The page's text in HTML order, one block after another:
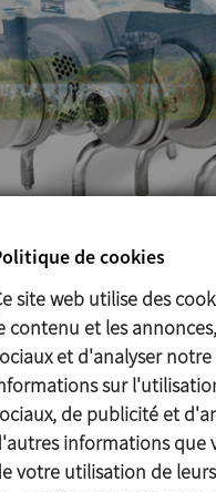
des industries
de la
fois la sécurité
de cookies
site web utilise des
contenu et les
et d'analyser
sur
de publicité et
informations que
votre utilisation de